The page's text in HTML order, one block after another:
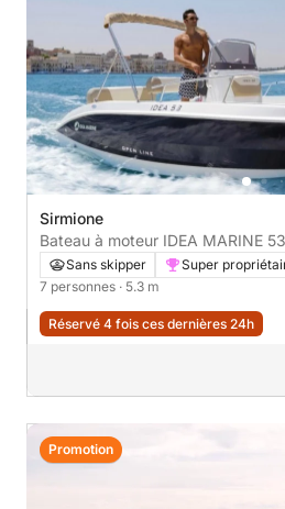
Sirmione
Bateau à moteur IDEA MARINE
Sans skipper Super
7 personnes · 5.3 m
Réservé 4 fois ces dernières 24h
Promotion